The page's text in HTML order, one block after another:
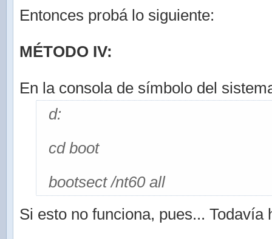
Entonces probá lo siguiente:
MÉTODO IV:
En la consola de símbolo del
d:
cd boot
bootsect /nt60 all
Si esto no funciona, pues... Todavía